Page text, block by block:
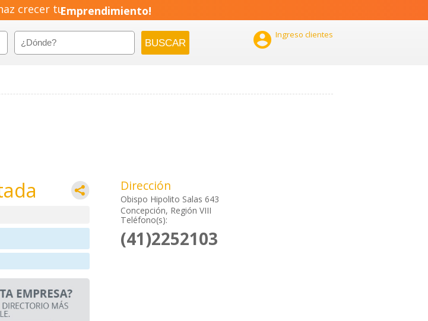
crecer tuEmprendimiento!
 Ingreso clientes
Dirección
Obispo Hipolito Salas 643
Concepción, Región VIII
Teléfono(s):
(41)2252103